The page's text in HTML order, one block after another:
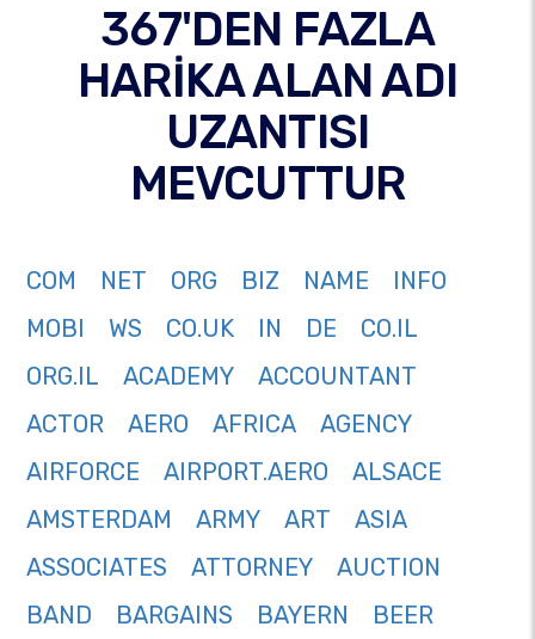
367'DEN FAZLA
HARİKA ALAN ADI
UZANTISI
MEVCUTTUR
COM NET ORG BIZ NAME
INFO
MOBI
WS CO.UK IN DE
CO.IL
ORG.IL
ACADEMY
ACCOUNTANT
ACTOR
AERO AFRICA
AGENCY
AIRFORCE
AIRPORT.AERO
ALSACE
AMSTERDAM
ARMY ART
ASIA
ASSOCIATES
ATTORNEY
AUCTION
BAND
BARGAINS BAYERN
BEER